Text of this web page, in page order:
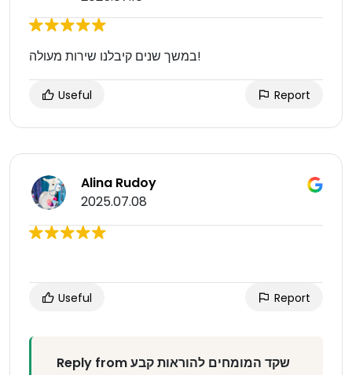
במשך שנים קיבלנו שירות מעולה!
Useful Report
Alina Rudoy
2025.07.08
Useful Report
Reply from שקד המומחים להוראות קבע